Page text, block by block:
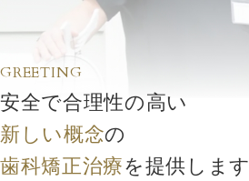
GREETING
安全で合理性の高い
新しい概念の
歯科矯正治療を提供します